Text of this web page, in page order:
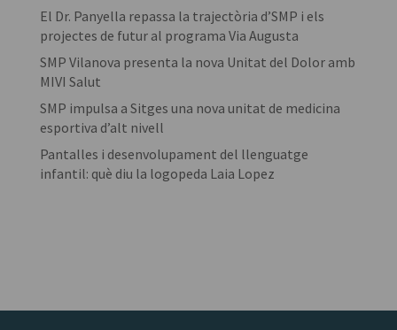
El Dr. Panyella repassa la trajectòria d’SMP i els
projectes de futur al programa Via Augusta
SMP Vilanova presenta la nova Unitat del Dolor amb
MIVI Salut
SMP impulsa a Sitges una nova unitat de medicina
esportiva d’alt nivell
Pantalles i desenvolupament del llenguatge
infantil: què diu la logopeda Laia Lopez